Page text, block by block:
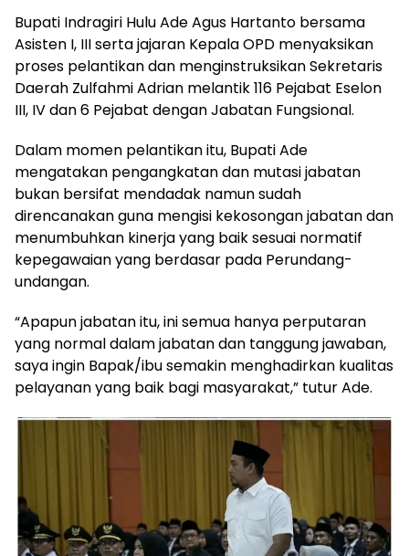
Bupati Indragiri Hulu Ade Agus Hartanto bersama
Asisten I, III serta jajaran Kepala OPD menyaksikan
proses pelantikan dan menginstruksikan Sekretaris
Daerah Zulfahmi Adrian melantik 116 Pejabat Eselon
III, IV dan 6 Pejabat dengan Jabatan Fungsional.
Dalam momen pelantikan itu, Bupati Ade
mengatakan pengangkatan dan mutasi jabatan
bukan bersifat mendadak namun sudah
direncanakan guna mengisi kekosongan jabatan dan
menumbuhkan kinerja yang baik sesuai normatif
kepegawaian yang berdasar pada Perundang-
undangan.
“Apapun jabatan itu, ini semua hanya perputaran
yang normal dalam jabatan dan tanggung jawaban,
saya ingin Bapak/ibu semakin menghadirkan kualitas
pelayanan yang baik bagi masyarakat,” tutur Ade.